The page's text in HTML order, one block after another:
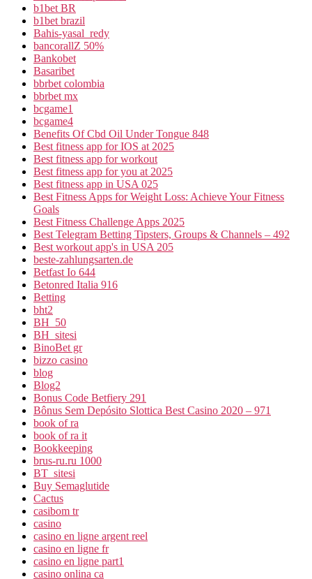
b1bet BR
b1bet brazil
Bahis-yasal_redy
bancorallZ 50%
Bankobet
Basaribet
bbrbet colombia
bbrbet mx
bcgame1
bcgame4
Benefits Of Cbd Oil Under Tongue 848
Best fitness app for IOS at 2025
Best fitness app for workout
Best fitness app for you at 2025
Best fitness app in USA 025
Best Fitness Apps for Weight Loss: Achieve Your Fitness
Goals
Best Fitness Challenge Apps 2025
Best Telegram Betting Tipsters, Groups & Channels – 492
Best workout app's in USA 205
beste-zahlungsarten.de
Betfast Io 644
Betonred Italia 916
Betting
bht2
BH_50
BH_sitesi
BinoBet gr
bizzo casino
blog
Blog2
Bonus Code Betfiery 291
Bônus Sem Depósito Slottica Best Casino 2020 – 971
book of ra
book of ra it
Bookkeeping
brus-ru.ru 1000
BT_sitesi
Buy Semaglutide
Cactus
casibom tr
casino
casino en ligne argent reel
casino en ligne fr
casino en ligne part1
casino onlina ca